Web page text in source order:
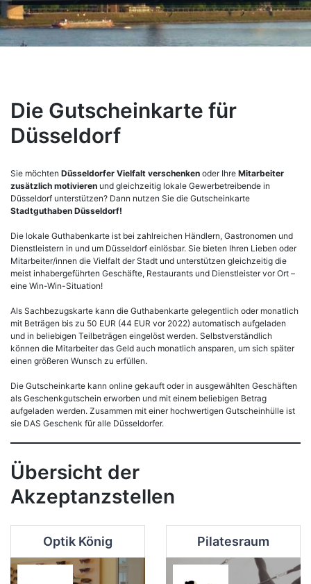
Die Gutscheinkarte für
Düsseldorf
Sie möchten Düsseldorfer Vielfalt verschenken oder Ihre Mitarbeiter
zusätzlich motivieren und gleichzeitig lokale Gewerbetreibende in
Düsseldorf unterstützen? Dann nutzen Sie die Gutscheinkarte
Stadtguthaben Düsseldorf!
Die lokale Guthabenkarte ist bei zahlreichen Händlern, Gastronomen und
Dienstleistern in und um Düsseldorf einlösbar. Sie bieten Ihren Lieben oder
Mitarbeiter/innen die Vielfalt der Stadt und unterstützen gleichzeitig die
meist inhabergeführten Geschäfte, Restaurants und Dienstleister vor Ort –
eine Win-Win-Situation!
Als Sachbezugskarte kann die Guthabenkarte gelegentlich oder monatlich
mit Beträgen bis zu 50 EUR (44 EUR vor 2022) automatisch aufgeladen
und in beliebigen Teilbeträgen eingelöst werden. Selbstverständlich
können die Mitarbeiter das Geld auch monatlich ansparen, um sich später
einen größeren Wunsch zu erfüllen.
Die Gutscheinkarte kann online gekauft oder in ausgewählten Geschäften
als Geschenkgutschein erworben und mit einem beliebigen Betrag
aufgeladen werden. Zusammen mit einer hochwertigen Gutscheinhülle ist
sie DAS Geschenk für alle Düsseldorfer.
Übersicht der
Akzeptanzstellen
Optik König Pilatesraum